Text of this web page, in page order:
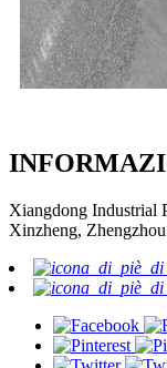
Xiangdong Industrial
Xinzheng,